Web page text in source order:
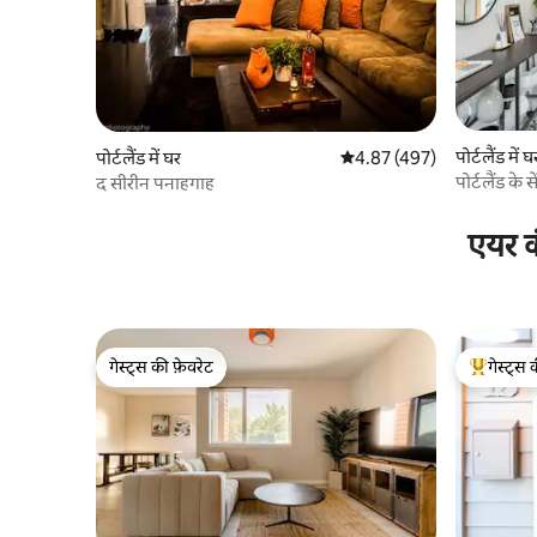
पोर्टलैंड में घर औसत रेटिंग 5 में से 4.87, 497
4.87 (497)
द सीरीन पनाहगाह
पोर्टलैंड में
पोर्टलैंड के
एयर
गेस्ट्स की फ़ेवरेट
गेस्ट्स की फ़ेवरेट
गेस्ट्स का
गेस्ट्स